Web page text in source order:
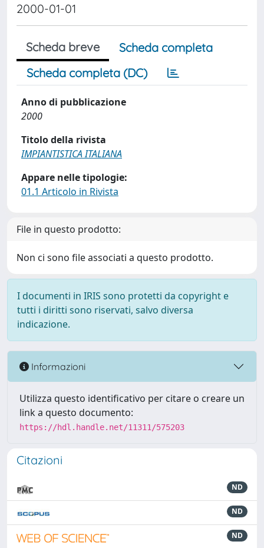
2000-01-01
Scheda breve
Scheda completa
Scheda completa (DC)
Anno di pubblicazione
2000
Titolo della rivista
IMPIANTISTICA ITALIANA
Appare nelle tipologie:
01.1 Articolo in Rivista
File in questo prodotto:
Non ci sono file associati a questo prodotto.
I documenti in IRIS sono protetti da copyright e
tutti i diritti sono riservati, salvo diversa
indicazione.
Informazioni
Utilizza questo identificativo per citare o creare un
link a questo documento:
https://hdl.handle.net/11311/575203
Citazioni
ND
ND
ND